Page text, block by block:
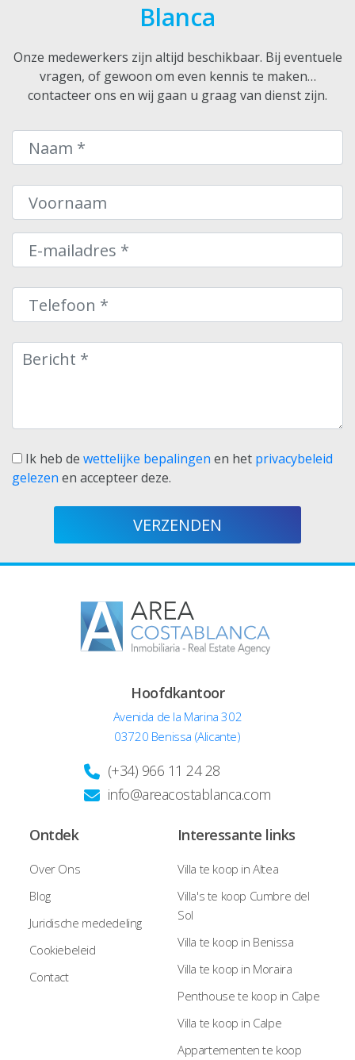
Blanca
Onze medewerkers zijn altijd beschikbaar. Bij eventuele
vragen, of gewoon om even kennis te maken…
contacteer ons en wij gaan u graag van dienst zijn.
Ik heb de wettelijke bepalingen en het privacybeleid
gelezen en accepteer deze.
Hoofdkantoor
Avenida de la Marina 302
03720 Benissa (Alicante)
(+34) 966 11 24 28
info@areacostablanca.com
Ontdek
Over Ons
Blog
Juridische mededeling
Cookiebeleid
Contact
Interessante links
Villa te koop in Altea
Villa's te koop Cumbre del
Sol
Villa te koop in Benissa
Villa te koop in Moraira
Penthouse te koop in Calpe
Villa te koop in Calpe
Appartementen te koop